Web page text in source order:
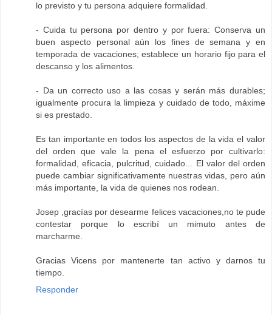
lo previsto y tu persona adquiere formalidad.
- Cuida tu persona por dentro y por fuera: Conserva un
buen aspecto personal aún los fines de semana y en
temporada de vacaciones; establece un horario fijo para el
descanso y los alimentos.
- Da un correcto uso a las cosas y serán más durables;
igualmente procura la limpieza y cuidado de todo, máxime
si es prestado.
Es tan importante en todos los aspectos de la vida el valor
del orden que vale la pena el esfuerzo por cultivarlo:
formalidad, eficacia, pulcritud, cuidado... El valor del orden
puede cambiar significativamente nuestras vidas, pero aún
más importante, la vida de quienes nos rodean.
Josep ,gracías por desearme felices vacaciones,no te pude
contestar porque lo escribí un mimuto antes de
marcharme.
Gracias Vicens por mantenerte tan activo y darnos tu
tiempo.
Responder